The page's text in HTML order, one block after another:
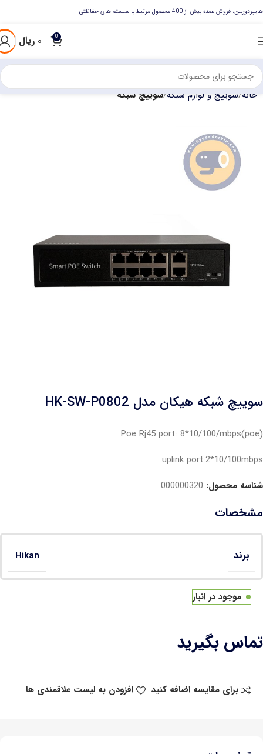
هایپردوربین، فروش عمده بیش از 400 محصول مرتبط با سیستم های حفاظتی
0 ۰ ریال
خانه سوییچ و لوازم شبکه سوییچ شبکه
سوییچ شبکه هیکان مدل HK-SW-P0802
(poe)Poe Rj45 port: 8*10/100/mbps
uplink port:2*10/100mbps
شناسه محصول: 000000320
مشخصات
برند Hikan
موجود در انبار
تماس بگیرید
برای مقایسه اضافه کنید افزودن به لیست علاقمندی ها